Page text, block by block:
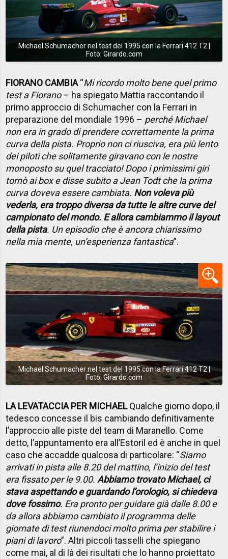
Michael Schumacher nel test del 1995 con la Ferrari 412 T2 |
Foto: Girardo.com
FIORANO CAMBIA“Mi ricordo molto bene quel primo
test a Fiorano– ha spiegato Mattia raccontando il
primo approccio di Schumacher con la Ferrari in
preparazione del mondiale 1996 – perché Michael
non era in grado di prendere correttamente la prima
curva della pista. Proprio non ci riusciva, era più lento
dei piloti che solitamente giravano con le nostre
monoposto su quel tracciato! Dopo i primissimi giri
tornò ai box e disse subito a Jean Todt che la prima
curva doveva essere cambiata. Non voleva più
vederla, era troppo diversa da tutte le altre curve del
campionato del mondo. E allora cambiammo il layout
della pista. Un episodio che è ancora chiarissimo
nella mia mente, un’esperienza fantastica”.
Michael Schumacher nel test del 1995 con la Ferrari 412 T2 |
Foto: Girardo.com
LA LEVATACCIA PER MICHAELQualche giorno dopo, il
tedesco concesse il bis cambiando definitivamente
l’approccio alle piste del team di Maranello. Come
detto, l’appuntamento era all’Estoril ed è anche in quel
caso che accadde qualcosa di particolare: “Siamo
arrivati in pista alle 8.20 del mattino, l’inizio del test
era fissato per le 9.00.Abbiamo trovato Michael, ci
stava aspettando e guardando l’orologio, si chiedeva
dove fossimo. Era pronto per guidare già dalle 8.00 e
da allora abbiamo cambiato il programma delle
giornate di test riunendoci molto prima per stabilire i
piani di lavoro”. Altri piccoli tasselli che spiegano
come mai, al di là dei risultati che lo hanno proiettato